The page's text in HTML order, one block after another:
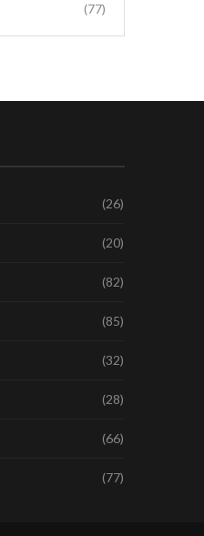
(77)
(26)
(20)
(82)
(85)
(32)
(28)
(66)
(77)